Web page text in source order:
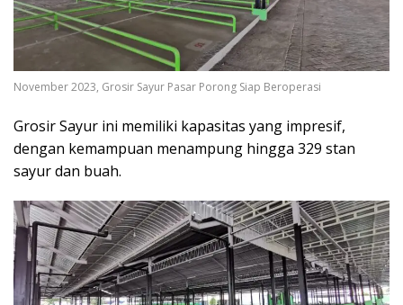
November 2023, Grosir Sayur Pasar Porong Siap Beroperasi
Grosir Sayur ini memiliki kapasitas yang impresif,
dengan kemampuan menampung hingga 329 stan
sayur dan buah.